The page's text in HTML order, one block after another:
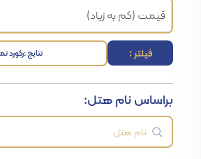
فیلتر : نتایج :رکورد
براساس نام هتل: